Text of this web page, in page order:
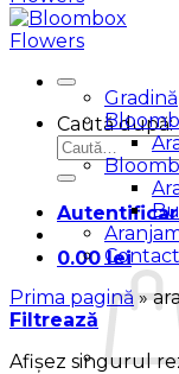
Caută după:
0.00lei
Gradină
Contact
Prima pagină »
Filtrează
Afișez singurul